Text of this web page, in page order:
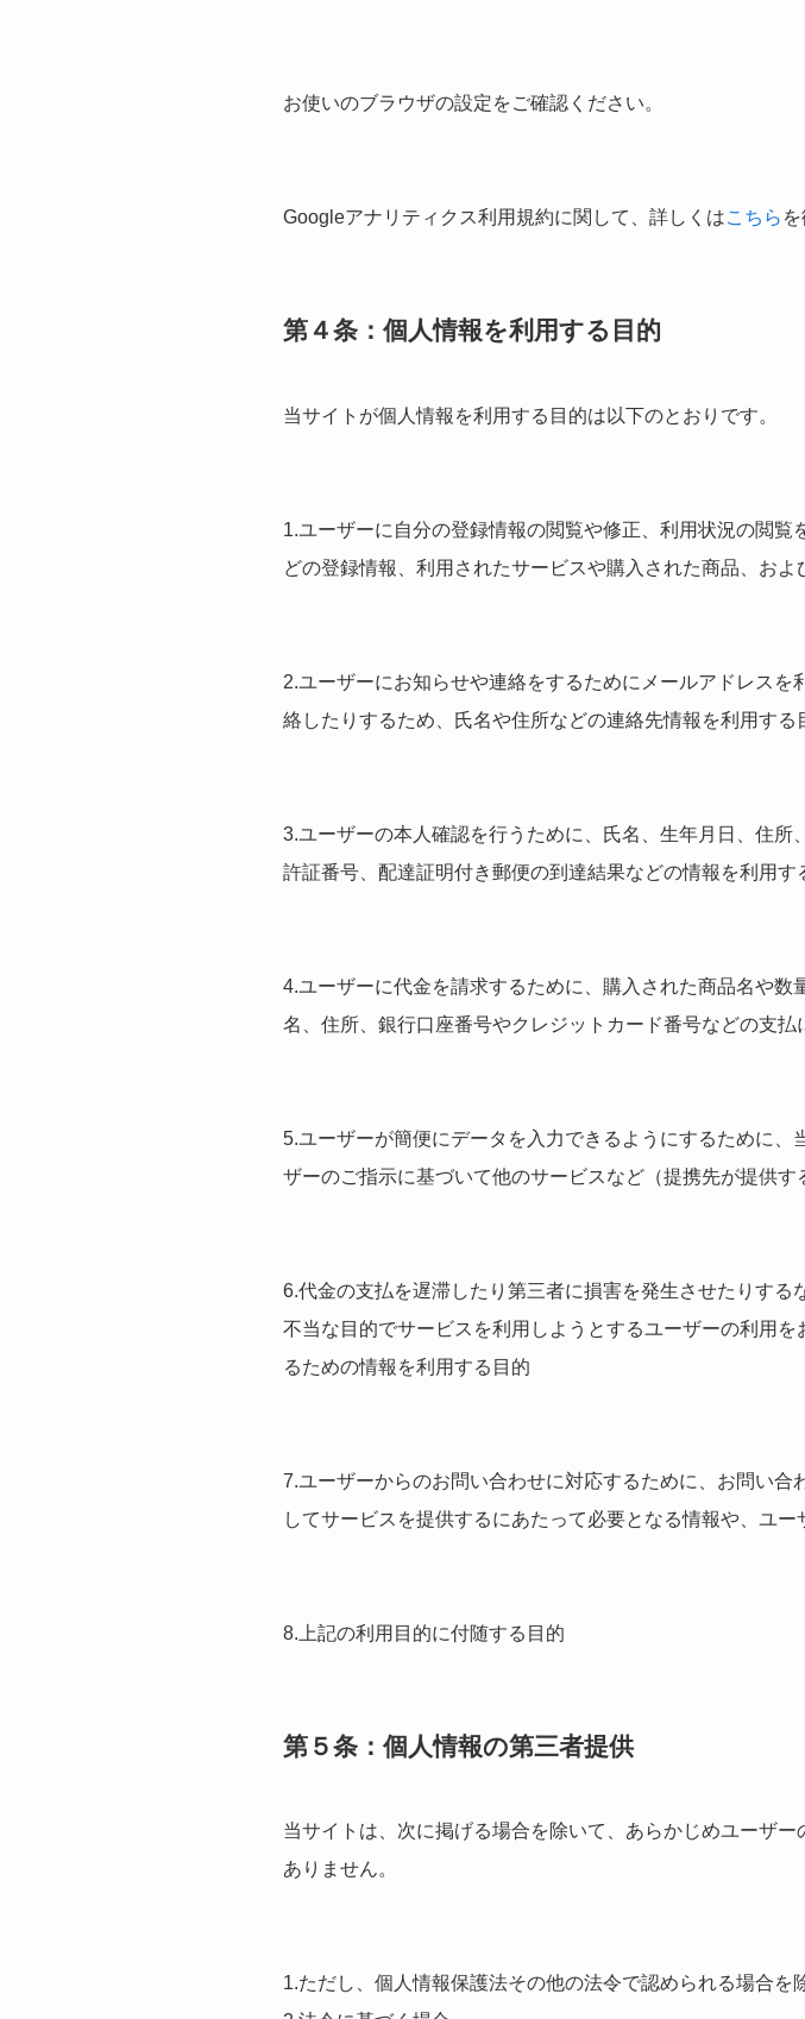
お使いのブラウザの設定をご確認ください。
Googleアナリティクス利用規約に関して、詳しくはこちら
第４条：個人情報を利用する目的
当サイトが個人情報を利用する目的は以下のとおりです。
1.ユーザーに自分の登録情報の閲覧や修正、利用状況の閲
どの登録情報、利用されたサービスや購入された商品、お
2.ユーザーにお知らせや連絡をするためにメールアドレス
絡したりするため、氏名や住所などの連絡先情報を利用する
3.ユーザーの本人確認を行うために、氏名、生年月日、住
許証番号、配達証明付き郵便の到達結果などの情報を利用す
4.ユーザーに代金を請求するために、購入された商品名や
名、住所、銀行口座番号やクレジットカード番号などの支
5.ユーザーが簡便にデータを入力できるようにするために
ザーのご指示に基づいて他のサービスなど（提携先が提供
6.代金の支払を遅滞したり第三者に損害を発生させたりす
不当な目的でサービスを利用しようとするユーザーの利用
るための情報を利用する目的
7.ユーザーからのお問い合わせに対応するために、お問い
してサービスを提供するにあたって必要となる情報や、ユ
8.上記の利用目的に付随する目的
第５条：個人情報の第三者提供
当サイトは、次に掲げる場合を除いて、あらかじめユーザ
ありません。
1.ただし、個人情報保護法その他の法令で認められる場合を